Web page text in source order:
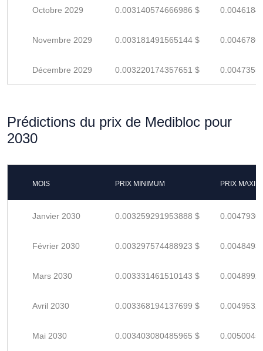
Octobre 2029 0.003140574666986 $
Novembre 2029 0.003181491565144 $
Décembre 2029 0.003220174357651 $
Prédictions du prix de Medibloc pour
2030
MOIS PRIX MINIMUM PRIX
Janvier 2030 0.003259291953888 $
Février 2030 0.003297574488923 $
Mars 2030 0.003331461510143 $
Avril 2030 0.003368194137699 $
Mai 2030 0.003403080485965 $